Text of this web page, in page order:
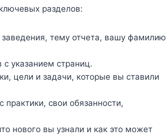
разделов:
заведения, тему отчета, вашу фамилию
с указанием страниц.
цели и задачи, которые вы ставили
свои обязанности,
нового вы узнали и как это может